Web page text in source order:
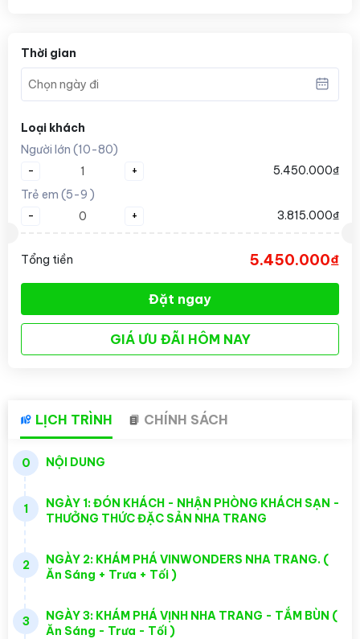
Thời gian
Loại khách
Người lớn (10-80)
-
+
5.450.000₫
Trẻ em (5-9 )
-
+ 3.815.000₫
Tổng tiền 5.450.000₫
Đặt ngay
GIÁ ƯU ĐÃI HÔM NAY
LỊCH TRÌNH CHÍNH SÁCH
0 NỘI DUNG
1
NGÀY 1: ĐÓN KHÁCH - NHẬN PHÒNG KHÁCH SẠN -
THƯỞNG THỨC ĐẶC SẢN NHA TRANG
2
NGÀY 2: KHÁM PHÁ VINWONDERS NHA TRANG. (
Ăn Sáng + Trưa + Tối )
3
NGÀY 3: KHÁM PHÁ VỊNH NHA TRANG - TẮM BÙN (
Ăn Sáng - Trưa - Tối )